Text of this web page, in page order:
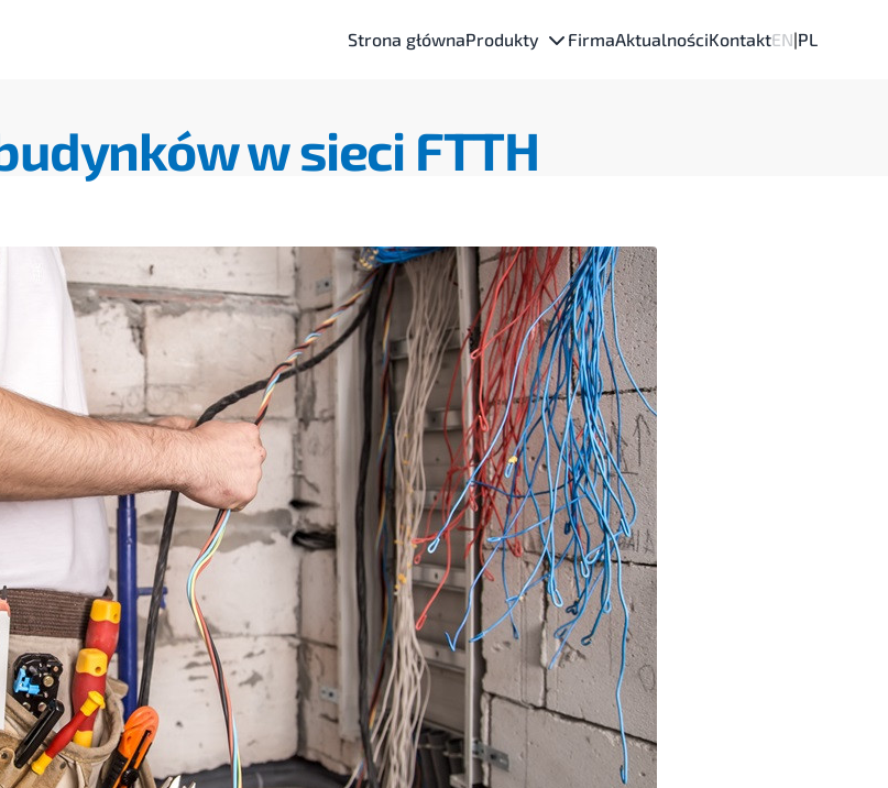
Strona głównaProdukty FirmaAktualnościKontaktEN|PL
w sieci FTTH